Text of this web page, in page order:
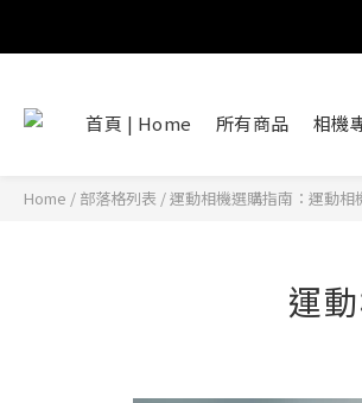
首頁 | Home 所有商品 相機
Home / 部落格列表 /運動相機選購指南：運動
運